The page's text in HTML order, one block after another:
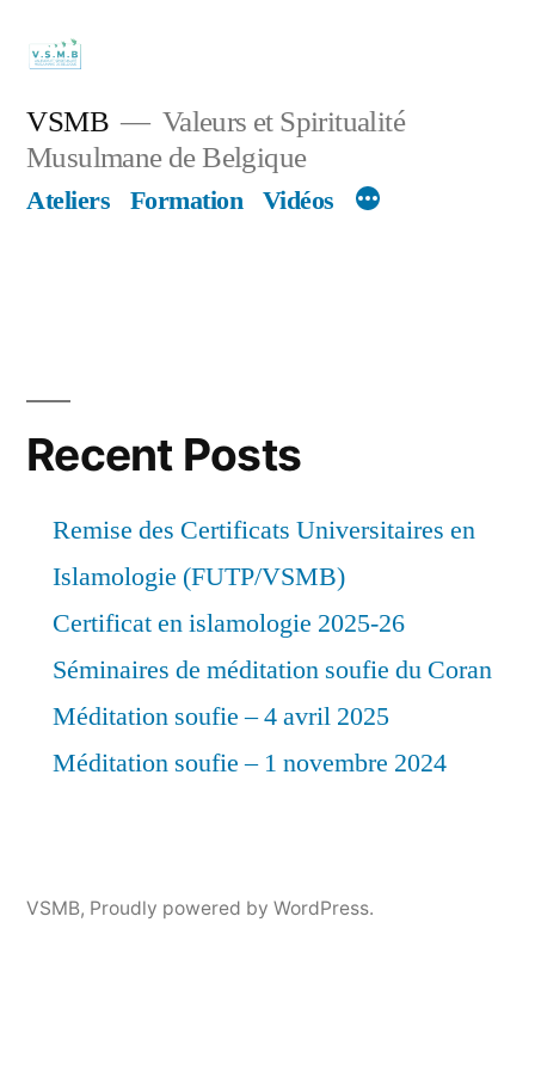
content
VSMB
Valeurs et Spiritualité
Musulmane de Belgique
Ateliers Formation Vidéos
Recent Posts
Remise des Certificats Universitaires en
Islamologie (FUTP/VSMB)
Certificat en islamologie 2025-26
Séminaires de méditation soufie du Coran
Méditation soufie – 4 avril 2025
Méditation soufie – 1 novembre 2024
VSMB, Proudly powered by WordPress.